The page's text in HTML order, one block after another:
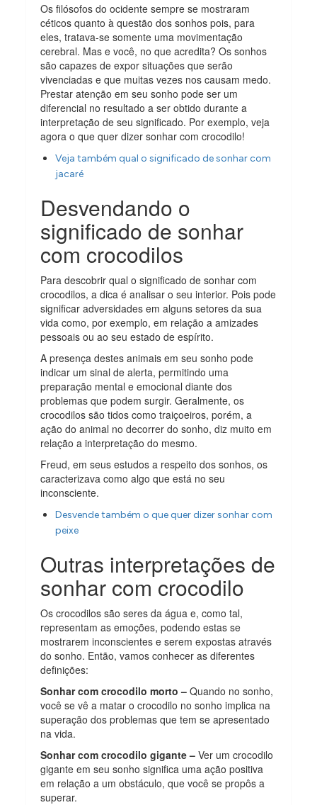
Os filósofos do ocidente sempre se mostraram
céticos quanto à questão dos sonhos pois, para
eles, tratava-se somente uma movimentação
cerebral. Mas e você, no que acredita? Os sonhos
são capazes de expor situações que serão
vivenciadas e que muitas vezes nos causam medo.
Prestar atenção em seu sonho pode ser um
diferencial no resultado a ser obtido durante a
interpretação de seu significado. Por exemplo, veja
agora o que quer dizer sonhar com crocodilo!
Veja também qual o significado de sonhar com
jacaré
Desvendando o
significado de sonhar
com crocodilos
Para descobrir qual o significado de sonhar com
crocodilos, a dica é analisar o seu interior. Pois pode
significar adversidades em alguns setores da sua
vida como, por exemplo, em relação a amizades
pessoais ou ao seu estado de espírito.
A presença destes animais em seu sonho pode
indicar um sinal de alerta, permitindo uma
preparação mental e emocional diante dos
problemas que podem surgir. Geralmente, os
crocodilos são tidos como traiçoeiros, porém, a
ação do animal no decorrer do sonho, diz muito em
relação a interpretação do mesmo.
Freud, em seus estudos a respeito dos sonhos, os
caracterizava como algo que está no seu
inconsciente.
Desvende também o que quer dizer sonhar com
peixe
Outras interpretações de
sonhar com crocodilo
Os crocodilos são seres da água e, como tal,
representam as emoções, podendo estas se
mostrarem inconscientes e serem expostas através
do sonho. Então, vamos conhecer as diferentes
definições:
Sonhar com crocodilo morto – Quando no sonho,
você se vê a matar o crocodilo no sonho implica na
superação dos problemas que tem se apresentado
na vida.
Sonhar com crocodilo gigante – Ver um crocodilo
gigante em seu sonho significa uma ação positiva
em relação a um obstáculo, que você se propôs a
superar.